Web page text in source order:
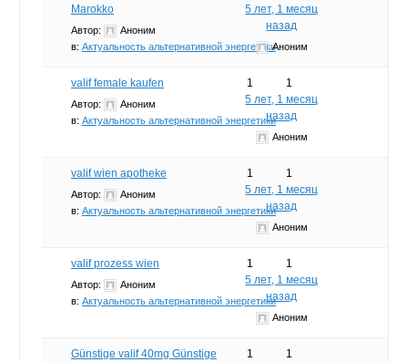
Marokko
Автор:
Аноним
в: Актуальность альтернативной энергетики
5 лет, 1 месяц
назад
Аноним
valif female kaufen
Автор:
Аноним
в: Актуальность альтернативной энергетики
1
1
5 лет, 1 месяц
назад
Аноним
valif wien apotheke
Автор:
Аноним
в: Актуальность альтернативной энергетики
1
1
5 лет, 1 месяц
назад
Аноним
valif prozess wien
Автор:
Аноним
в: Актуальность альтернативной энергетики
1
1
5 лет, 1 месяц
назад
Аноним
Günstige valif 40mg Günstige 1
1